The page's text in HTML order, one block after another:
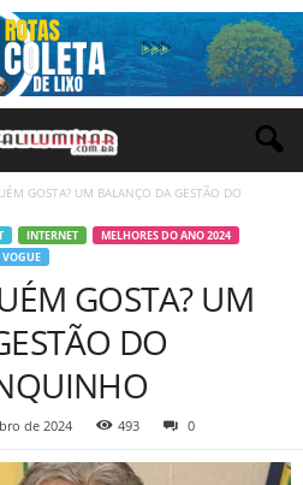
GOSTA? UM BALANÇO DA GESTÃO DO
INTERNET
MELHORES DO ANO 2024
VOGUE
GOSTA? UM
DO
de 2024 493 0